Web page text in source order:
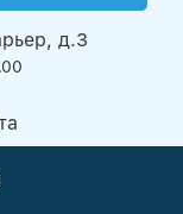
д.3